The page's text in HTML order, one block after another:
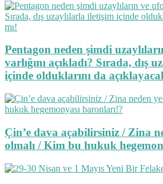
Pentagon neden şimdi
varlığını açıkladı? Sırada, dış
içinde olduklarını da
Çin’e dava açabilirsiniz / Zina
olmalı / Kim bu hukuk